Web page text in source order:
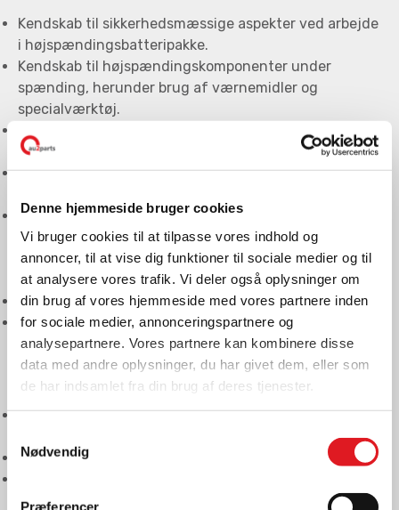
Denne hjemmeside bruger cookies
Vi bruger cookies til at tilpasse vores indhold og
annoncer, til at vise dig funktioner til sociale medier og til
at analysere vores trafik. Vi deler også oplysninger om
din brug af vores hjemmeside med vores partnere inden
for sociale medier, annonceringspartnere og
analysepartnere. Vores partnere kan kombinere disse
data med andre oplysninger, du har givet dem, eller som
de har indsamlet fra din brug af deres tjenester.
Nødvendig
Præferencer
Kendskab til sikkerhedsmæssige aspekter ved arbejde
i højspændingsbatteripakke.
Kendskab til højspændingskomponenter under
spænding, herunder brug af værnemidler og
specialværktøj.
Kendskab til indbyggede sikkerhedsforanstaltninger i
HV batteripakke
Kendskab til højspændingsbatteriers ladestrategi og
Kontrol og udskiftning af komponenter i
højspændingsbatteriet, interne komponenter med
diagnosetester, samt fejlsøge med relevant
måleudstyr.
Indblik i temperaturstyring af HV -batteri
Skyllemaskine A9200 indgår i forløbet
El- & hybridtekniker (IV):
Udstyr / værktøj der kan bruges iht.: Service –
Kendskab til skylning af højvoltsbatteriet.
udstyr.